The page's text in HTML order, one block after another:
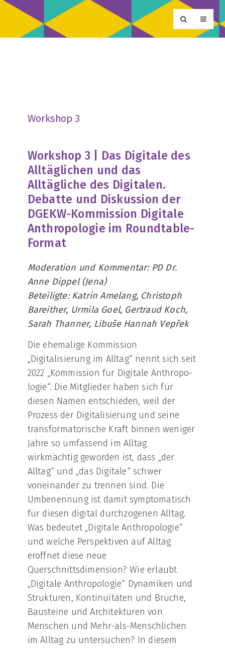
Workshop 3
Workshop 3 | Das Digitale des
Alltäglichen und das
Alltägliche des Digitalen.
Debatte und Diskussion der
DGEKW-Kommission Digitale
Anthropologie im Roundtable-
Format
Moderation und Kommentar: PD Dr.
Anne Dippel (Jena)
Beteiligte: Katrin Amelang, Christoph
Bareither, Urmila Goel, Gertraud Koch,
Sarah Thanner, Libuše Hannah Vepřek
Die ehemalige Kommission
„Digitalisierung im Alltag“ nennt sich seit
2022 „Kommission für Digitale Anthropo-
logie“. Die Mitglieder haben sich für
diesen Namen entschieden, weil der
Prozess der Digitalisierung und seine
transformatorische Kraft binnen weniger
Jahre so umfassend im Alltag
wirkmächtig geworden ist, dass „der
Alltag“ und „das Digitale“ schwer
voneinander zu trennen sind. Die
Umbenennung ist damit symptomatisch
für diesen digital durchzogenen Alltag.
Was bedeutet „Digitale Anthropologie“
und welche Perspektiven auf Alltag
eröffnet diese neue
Querschnittsdimension? Wie erlaubt
„Digitale Anthropologie“ Dynamiken und
Strukturen, Kontinuitäten und Brüche,
Bausteine und Architekturen von
Menschen und Mehr-als-Menschlichen
im Alltag zu untersuchen? In diesem